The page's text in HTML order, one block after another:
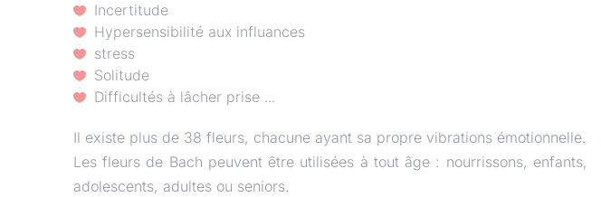
Incertitude
Hypersensibilité aux influances
stress
Solitude
Difficultés à lâcher prise ...
Il existe plus de 38 fleurs, chacune ayant sa propre vibrations émotionnelle.
Les fleurs de Bach peuvent être utilisées à tout âge : nourrissons, enfants,
adolescents, adultes ou seniors.